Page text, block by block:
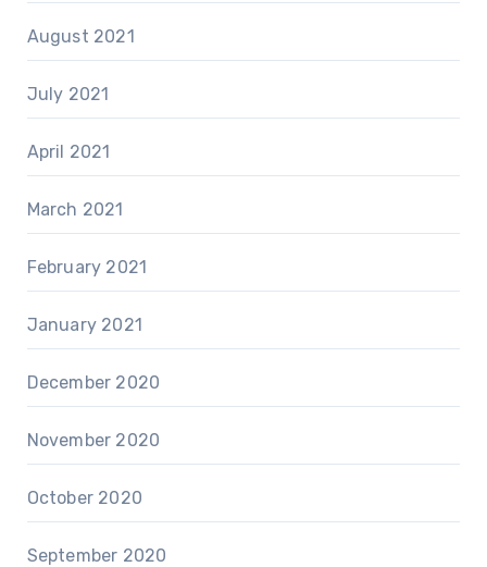
August 2021
July 2021
April 2021
March 2021
February 2021
January 2021
December 2020
November 2020
October 2020
September 2020